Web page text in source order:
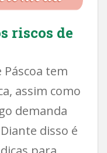
riscos de
tem
assim como
demanda
disso é